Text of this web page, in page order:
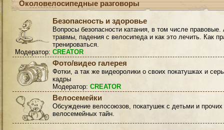
Околовелосипедные разговоры
Безопасность и здоровье
Вопросы безопасности катания, в том числе правовые.
травмы, падения с велосипеда и как это лечить. Как
тренироваться.
Модератор: CREATOR
Фото/видео галерея
Фотки, а так же видеоролики о своих покатушках и
кадры
Модератор: CREATOR
Велосемейки
Обсуждение велосоюзов, покатушек с детьми и прочих
велосемейных тайн.